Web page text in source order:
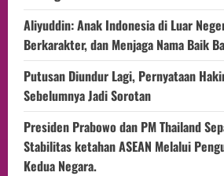
Aliyuddin: Anak Indonesia di Luar
Berkarakter, dan Menjaga Nama Baik
Putusan Diundur Lagi, Pernyataan
Sebelumnya Jadi Sorotan
Presiden Prabowo dan PM Thailand
Stabilitas ketahan ASEAN Melalui
Kedua Negara.